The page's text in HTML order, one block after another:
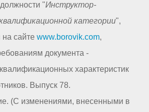
"Инструктор-
категории",
сайте www.borovik.com,
документа -
характеристик
Выпуск 78.
(С изменениями, внесенными в